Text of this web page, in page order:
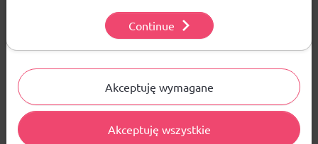
ŚREDNIA OCENA:
Nie ma jeszcze żadnej recenzji produktu
Akceptuję wymagane
Akceptuję wszystkie
Continue